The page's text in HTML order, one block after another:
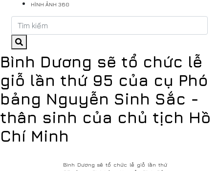
HÌNH ẢNH 360
Bình Dương sẽ tổ chức lễ
giỗ lần thứ 95 của cụ Phó
bảng Nguyễn Sinh Sắc -
thân sinh của chủ tịch Hồ
Chí Minh
Bình Dương sẽ tổ chức lễ giỗ lần thứ